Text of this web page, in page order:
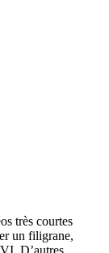
très courtes
un filigrane,